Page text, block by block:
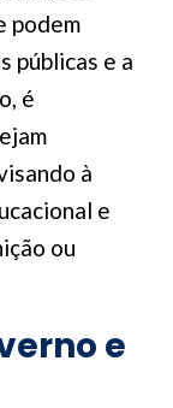
podem
públicas e a
é
à
e
ou
e